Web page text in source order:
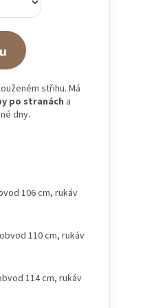
střihu. Má
po stranách a
dny.
106 cm, rukáv
110 cm, rukáv
114 cm, rukáv